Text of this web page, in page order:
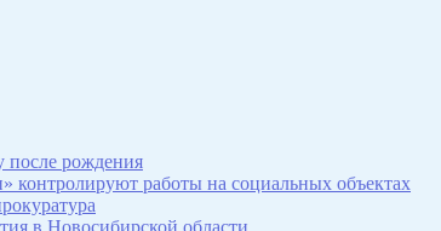
после рождения
работы на социальных объектах